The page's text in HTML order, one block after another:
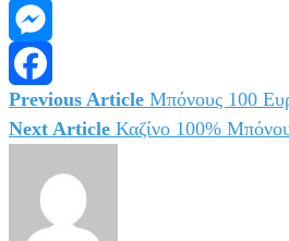
Viber
Messenger
Facebook
Πλοήγηση
Previous Article Μπόνους 100
Next Article Καζίνο 100%